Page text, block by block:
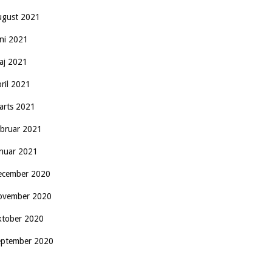
2021
2021
2021
2021
2021
2021
2021
2020
2020
2020
2020